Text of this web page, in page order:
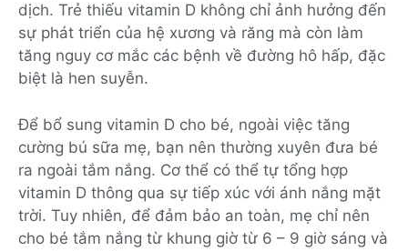
dịch. Trẻ thiếu vitamin D không chỉ ảnh hưởng đến
sự phát triển của hệ xương và răng mà còn làm
tăng nguy cơ mắc các bệnh về đường hô hấp, đặc
biệt là hen suyễn.
Để bổ sung vitamin D cho bé, ngoài việc tăng
cường bú sữa mẹ, bạn nên thường xuyên đưa bé
ra ngoài tắm nắng. Cơ thể có thể tự tổng hợp
vitamin D thông qua sự tiếp xúc với ánh nắng mặt
trời. Tuy nhiên, để đảm bảo an toàn, mẹ chỉ nên
cho bé tắm nắng từ khung giờ từ 6 – 9 giờ sáng và